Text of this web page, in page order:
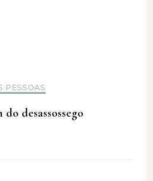
PESSOAS
desassossego